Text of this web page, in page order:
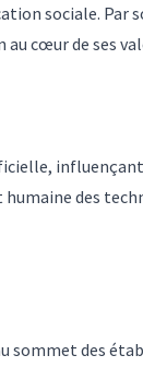
sociale. Par
cœur de ses
des
sommet des